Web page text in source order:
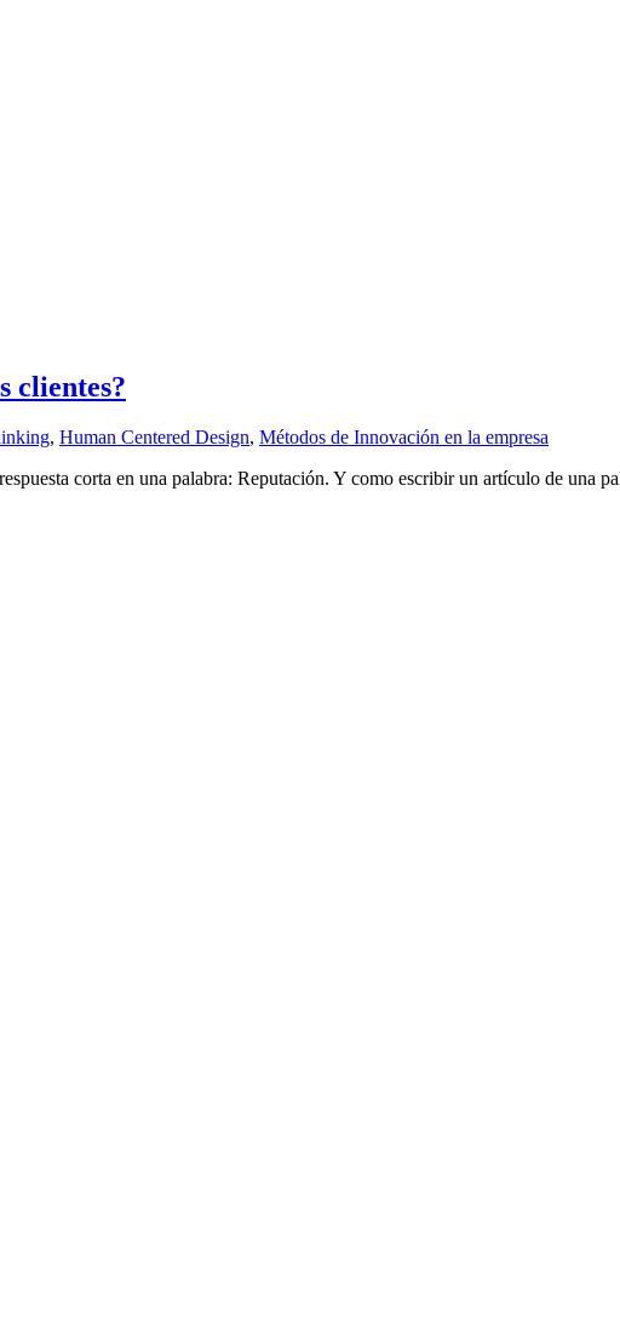
clientes?
, Human Centered Design, Métodos de Innovación en la empresa
corta en una palabra: Reputación. Y como escribir un artículo de una